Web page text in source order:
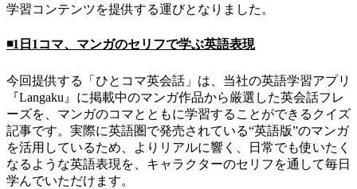
学習コンテンツを提供する運びとなりました。
◾️1日1コマ、マンガのセリフで学ぶ英語表現
今回提供する「ひとコマ英会話」は、当社の英語学習アプリ
『Langaku』に掲載中のマンガ作品から厳選した英会話フレ
ーズを、マンガのコマとともに学習することができるクイズ
記事です。実際に英語圏で発売されている“英語版”のマンガ
を活用しているため、よりリアルに響く、日常でも使いたく
なるような英語表現を、キャラクターのセリフを通して毎日
学んでいただけます。